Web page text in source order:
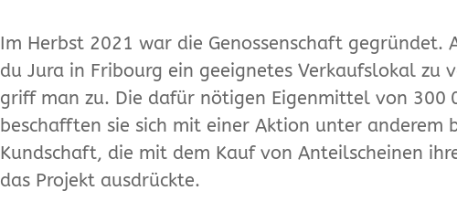
Im Herbst 2021 war die Genossenschaft gegründet.
du Jura in Fribourg ein geeignetes Verkaufslokal zu
griff man zu. Die dafür nötigen Eigenmittel von 300
beschafften sie sich mit einer Aktion unter anderem
Kundschaft, die mit dem Kauf von Anteilscheinen
das Projekt ausdrückte.